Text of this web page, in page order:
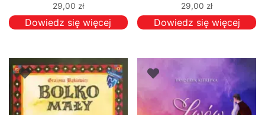
29,00 zł
Dowiedz się więcej
29,00 zł
Dowiedz się więcej